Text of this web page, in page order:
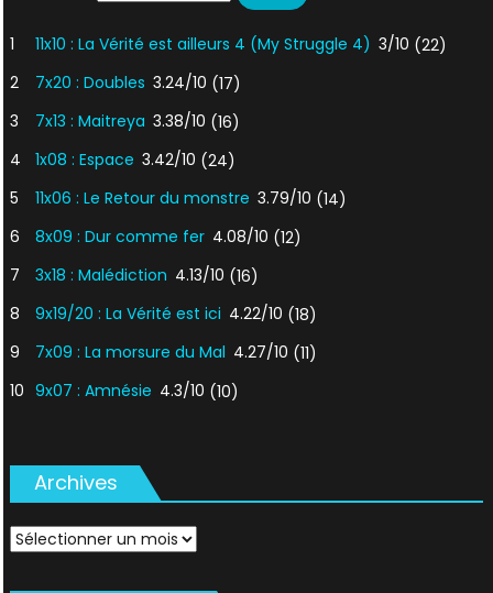
1 11x10 : La Vérité est ailleurs 4 (My Struggle 4) 3/10 (22)
2
7x20 : Doubles 3.24/10 (17)
3
7x13 : Maitreya 3.38/10 (16)
4
1x08 : Espace 3.42/10 (24)
5
11x06 : Le Retour du monstre 3.79/10 (14)
6
8x09 : Dur comme fer 4.08/10 (12)
7
3x18 : Malédiction 4.13/10 (16)
8
9x19/20 : La Vérité est ici 4.22/10 (18)
9
7x09 : La morsure du Mal 4.27/10 (11)
10 9x07 : Amnésie 4.3/10 (10)
Archives
Archives